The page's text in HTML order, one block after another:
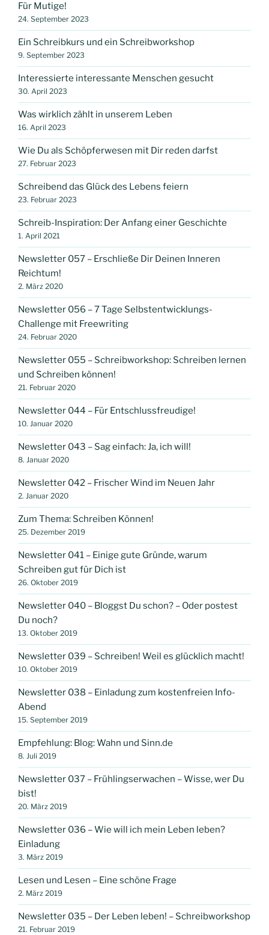
Für Mutige!
24. September 2023
Ein Schreibkurs und ein Schreibworkshop
9. September 2023
Interessierte interessante Menschen gesucht
30. April 2023
Was wirklich zählt in unserem Leben
16. April 2023
Wie Du als Schöpferwesen mit Dir reden darfst
27. Februar 2023
Schreibend das Glück des Lebens feiern
23. Februar 2023
Schreib-Inspiration: Der Anfang einer Geschichte
1. April 2021
Newsletter 057 – Erschließe Dir Deinen Inneren
Reichtum!
2. März 2020
Newsletter 056 – 7 Tage Selbstentwicklungs-
Challenge mit Freewriting
24. Februar 2020
Newsletter 055 – Schreibworkshop: Schreiben lernen
und Schreiben können!
21. Februar 2020
Newsletter 044 – Für Entschlussfreudige!
10. Januar 2020
Newsletter 043 – Sag einfach: Ja, ich will!
8. Januar 2020
Newsletter 042 – Frischer Wind im Neuen Jahr
2. Januar 2020
Zum Thema: Schreiben Können!
25. Dezember 2019
Newsletter 041 – Einige gute Gründe, warum
Schreiben gut für Dich ist
26. Oktober 2019
Newsletter 040 – Bloggst Du schon? – Oder postest
Du noch?
13. Oktober 2019
Newsletter 039 – Schreiben! Weil es glücklich macht!
10. Oktober 2019
Newsletter 038 – Einladung zum kostenfreien Info-
Abend
15. September 2019
Empfehlung: Blog: Wahn und Sinn.de
8. Juli 2019
Newsletter 037 – Frühlingserwachen – Wisse, wer Du
bist!
20. März 2019
Newsletter 036 – Wie will ich mein Leben leben?
Einladung
3. März 2019
Lesen und Lesen – Eine schöne Frage
2. März 2019
Newsletter 035 – Der Leben leben! – Schreibworkshop
21. Februar 2019